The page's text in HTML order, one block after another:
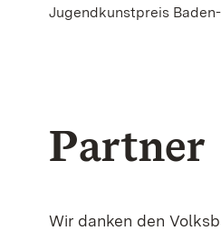
Jugendkunstpreis
Partner
Wir danken den